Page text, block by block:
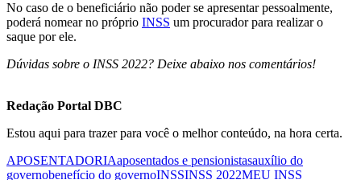
No caso de o beneficiário não poder se apresentar pessoalmente,
poderá nomear no próprio INSS um procurador para realizar o
saque por ele.
Dúvidas sobre o INSS 2022? Deixe abaixo nos comentários!
Redação Portal DBC
Estou aqui para trazer para você o melhor conteúdo, na hora certa.
APOSENTADORIAaposentados e pensionistasauxílio do
governobenefício do governoINSSINSS 2022MEU INSS